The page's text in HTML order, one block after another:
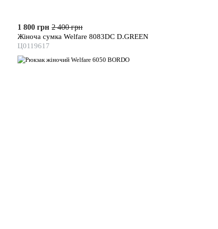
1 800 грн 2 400 грн
Жіноча сумка Welfare 8083DC D.GREEN
Ц0119617